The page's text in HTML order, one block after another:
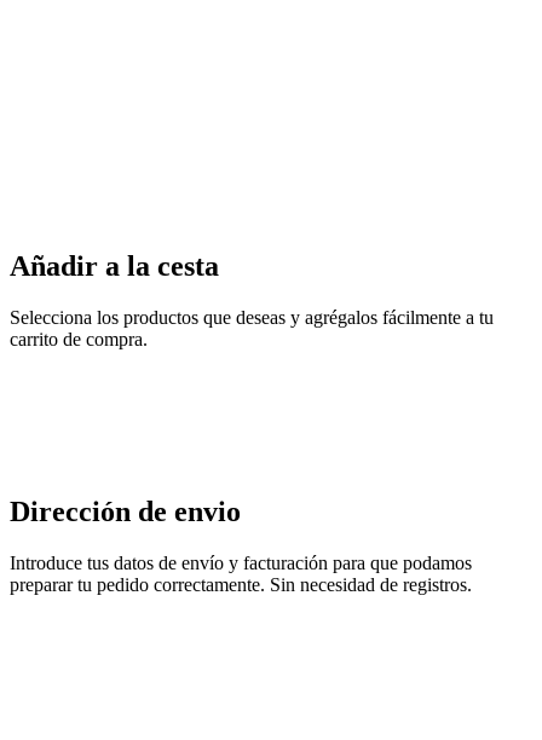
Añadir a la cesta
Selecciona los productos que deseas y agrégalos fácilmente a tu
carrito de compra.
Dirección de envio
Introduce tus datos de envío y facturación para que podamos
preparar tu pedido correctamente. Sin necesidad de registros.